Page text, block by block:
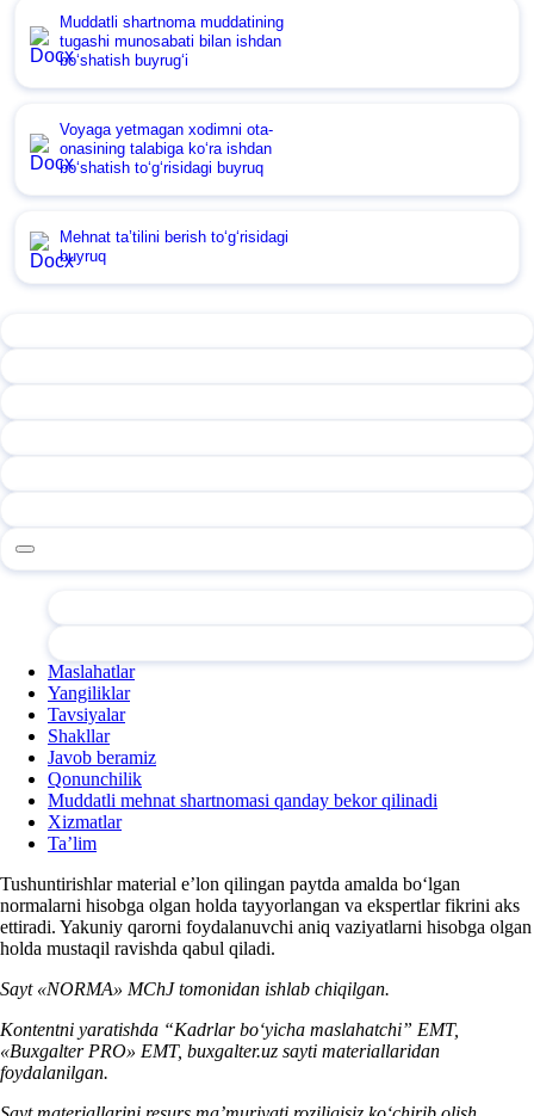
Muddatli shartnoma muddatining
tugashi munosabati bilan ishdan
boʻshatish buyrugʻi
Voyaga yetmagan хodimni ota-
onasining talabiga koʻra ishdan
boʻshatish toʻgʻrisidagi buyruq
Mehnat ta’tilini berish toʻgʻrisidagi
buyruq
Maslahatlar
Yangiliklar
Tavsiyalar
Shakllar
Javob beramiz
Qonunchilik
Muddatli mehnat shartnomasi qanday bekor qilinadi
Xizmatlar
Ta’lim
Tushuntirishlar material e’lon qilingan paytda amalda boʻlgan
normalarni hisobga olgan holda tayyorlangan va ekspertlar fikrini aks
ettiradi. Yakuniy qarorni foydalanuvchi aniq vaziyatlarni hisobga olgan
holda mustaqil ravishda qabul qiladi.
Sayt «NORMA» MChJ tomonidan ishlab chiqilgan.
Kontentni yaratishda “Kadrlar boʻyicha maslahatchi” EMT,
«Buxgalter PRO» EMT, buxgalter.uz sayti materiallaridan
foydalanilgan.